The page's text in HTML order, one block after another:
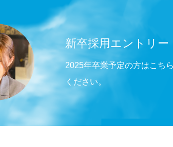
新卒採用エントリー
2025年卒業予定の方はこち
ください。